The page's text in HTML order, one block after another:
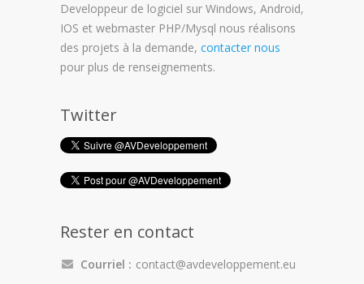
Developpeur de logiciel sur Windows, Android,
IOS et webmaster PHP/Mysql nous réalisons
des projets à la demande, contacter nous
pour plus de renseignements.
Twitter
Rester en contact
Courriel : contact@avdeveloppement.eu